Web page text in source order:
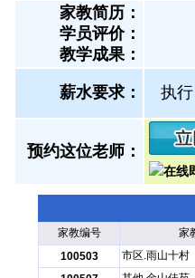
家教简历：
学员评价：
教学成果：
薪水要求： 执
预约这位老师：
家教编号 家
100503
市区.雨山十村